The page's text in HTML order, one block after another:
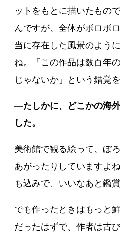
ットをもとに描いたもの
んですが、全体がボロボ
当に存在した風景のよう
ね。「この作品は数百年
じゃないか」という錯覚
―たしかに、どこかの海
した。
美術館で観る絵って、ぼ
あがったりしていますよ
も込みで、いいなあと鑑賞
でも作ったときはもっと
だったはずで、作者は古